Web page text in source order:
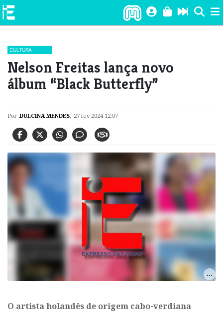
CULTURA
​Nelson Freitas lança novo
álbum “Black Butterfly”
Por DULCINA MENDES, 27 fev 2024 12:07
O artista holandês de origem cabo-verdiana